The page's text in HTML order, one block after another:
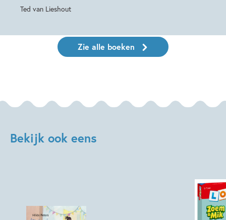
Ted van Lieshout
Zie alle boeken
Bekijk ook eens